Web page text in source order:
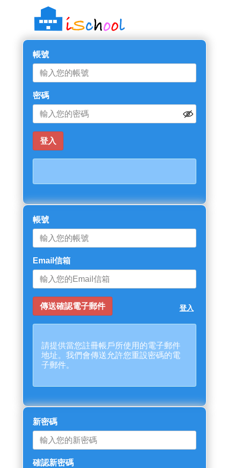
帳號
密碼
帳號
Email信箱
登入
請提供當您註冊帳戶所使用的電子郵件
地址。我們會傳送允許您重設密碼的電
子郵件。
新密碼
確認新密碼